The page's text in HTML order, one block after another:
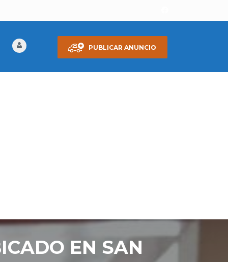
PUBLICAR ANUNCIO
EN SAN